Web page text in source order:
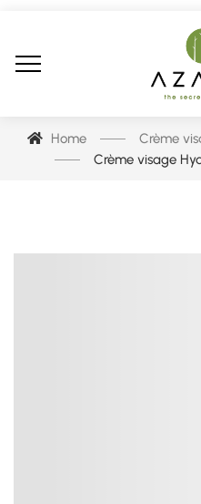
Home Crème
Crème visage